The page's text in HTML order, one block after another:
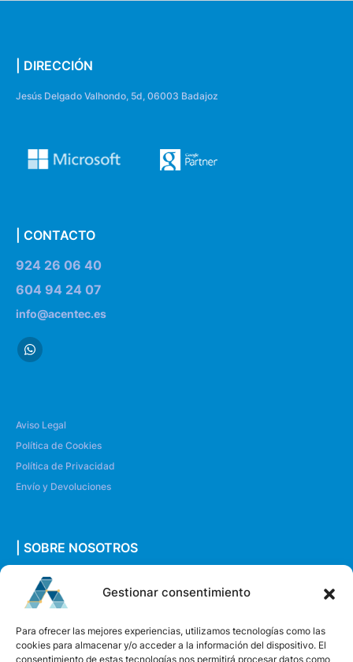
Gestionar consentimiento
Para ofrecer las mejores experiencias, utilizamos tecnologías como las
cookies para almacenar y/o acceder a la información del dispositivo. El
consentimiento de estas tecnologías nos permitirá procesar datos como
| DIRECCIÓN
Jesús Delgado Valhondo, 5d, 06003 Badajoz
| CONTACTO
924 26 06 40
604 94 24 07
info@acentec.es
Aviso Legal
Política de Cookies
Política de Privacidad
Envío y Devoluciones
| SOBRE NOSOTROS
Quiénes somos
Envíanos un mensaje